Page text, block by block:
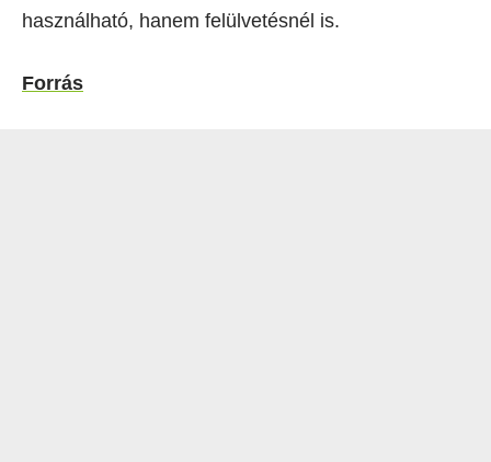
használható, hanem felülvetésnél is.
Forrás